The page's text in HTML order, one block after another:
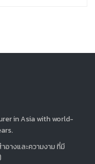
in Asia with world-
อางและความงาม ที่มี